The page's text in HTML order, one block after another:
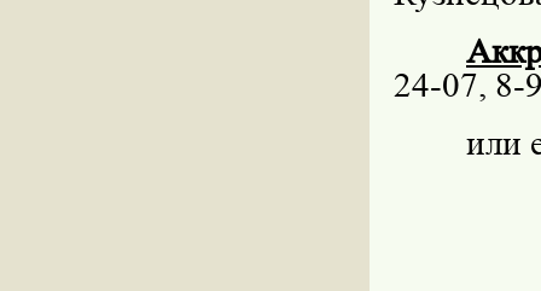
24-07, 8-
или